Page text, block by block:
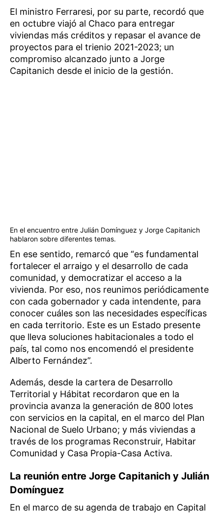
El ministro Ferraresi, por su parte, recordó que
en octubre viajó al Chaco para entregar
viviendas más créditos y repasar el avance de
proyectos para el trienio 2021-2023; un
compromiso alcanzado junto a Jorge
Capitanich desde el inicio de la gestión.
En el encuentro entre Julián Domínguez y Jorge Capitanich
hablaron sobre diferentes temas.
En ese sentido, remarcó que “es fundamental
fortalecer el arraigo y el desarrollo de cada
comunidad, y democratizar el acceso a la
vivienda. Por eso, nos reunimos periódicamente
con cada gobernador y cada intendente, para
conocer cuáles son las necesidades específicas
en cada territorio. Este es un Estado presente
que lleva soluciones habitacionales a todo el
país, tal como nos encomendó el presidente
Alberto Fernández”.
Además, desde la cartera de Desarrollo
Territorial y Hábitat recordaron que en la
provincia avanza la generación de 800 lotes
con servicios en la capital, en el marco del Plan
Nacional de Suelo Urbano; y más viviendas a
través de los programas Reconstruir, Habitar
Comunidad y Casa Propia-Casa Activa.
La reunión entre Jorge Capitanich y Julián
Domínguez
En el marco de su agenda de trabajo en Capital